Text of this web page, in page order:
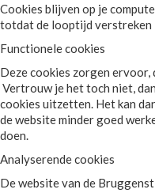
Cookies blijven op je
totdat de looptijd verstreken
Functionele cookies
Deze cookies zorgen ervoor,
Vertrouw je het toch niet,
cookies uitzetten. Het kan
de website minder goed
doen.
Analyserende cookies
De website van de